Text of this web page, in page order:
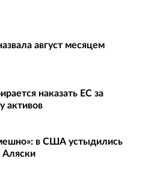
август месяцем
наказать EC за
активов
в США устыдились
Аляски